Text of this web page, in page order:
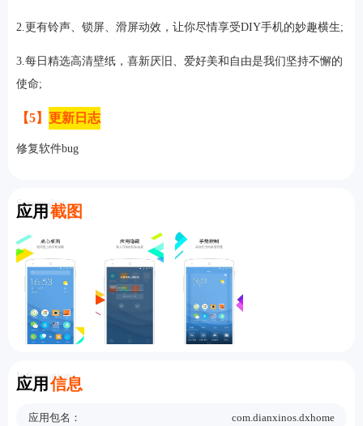
2.更有铃声、锁屏、滑屏动效，让你尽情享受DIY手机的妙趣横生;
3.每日精选高清壁纸，喜新厌旧、爱好美和自由是我们坚持不懈的
使命;
【5】 更新日志
修复软件bug
应用 截图
Screenshot
应用 信息
Information
应用包名： com.dianxinos.dxhome